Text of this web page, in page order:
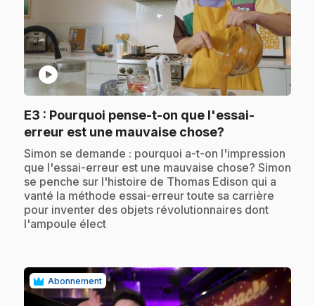
play_circle
E3 : Pourquoi pense-t-on que l'essai-
erreur est une mauvaise chose?
.Simon se demande : pourquoi a-t-on l'impression
que l'essai-erreur est une mauvaise chose? Simon
se penche sur l'histoire de Thomas Edison qui a
vanté la méthode essai-erreur toute sa carrière
pour inventer des objets révolutionnaires dont
l'ampoule élect
Abonnement